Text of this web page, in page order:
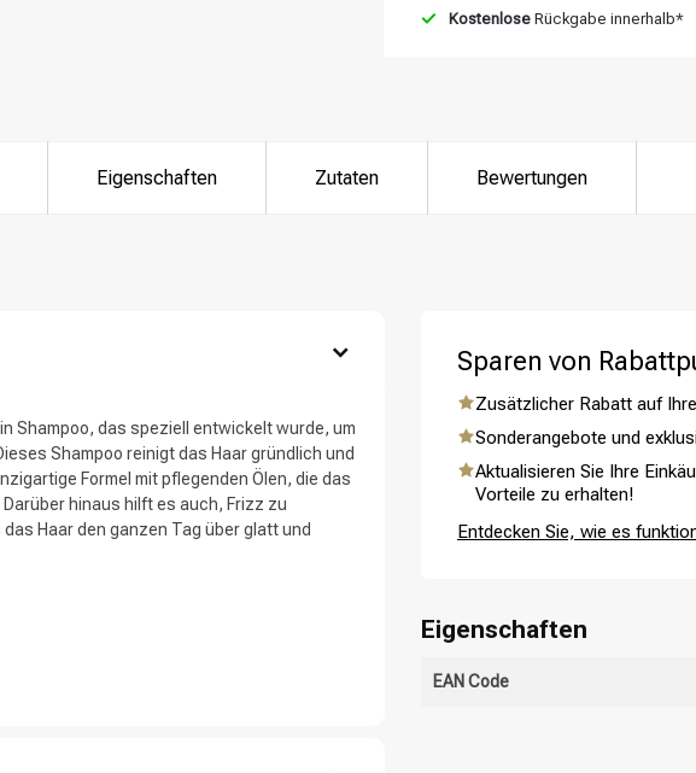
suchst du?
Stylingprodukte
Kostenlose Rückgabe innerhalb*
Eigenschaften Zutaten Bewertungen
Shampoo, das speziell entwickelt wurde, um
Shampoo reinigt das Haar gründlich und
Formel mit pflegenden Ölen, die das
hinaus hilft es auch, Frizz zu
Haar den ganzen Tag über glatt und
Sparen von
Zusätzlicher Rabatt auf
Sonderangebote und
Aktualisieren Sie Ihre
Vorteile zu erhalten!
Entdecken Sie, wie es
Eigenschaften
EAN Code